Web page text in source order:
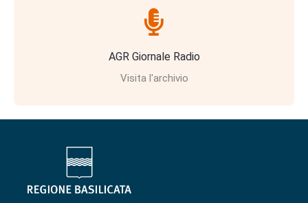
AGR Giornale Radio
Visita l'archivio